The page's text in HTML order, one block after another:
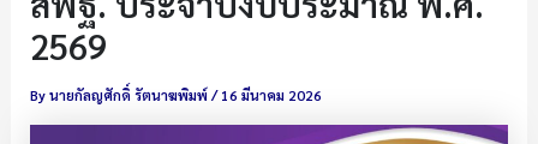
2569
Byนายกัลญศักดิ์ รัตนาฆพิมพ์/16 มีนาคม 2026